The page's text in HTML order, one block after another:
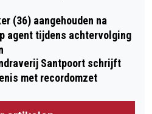
(36) aangehouden na
agent tijdens achtervolging
Santpoort schrijft
met recordomzet